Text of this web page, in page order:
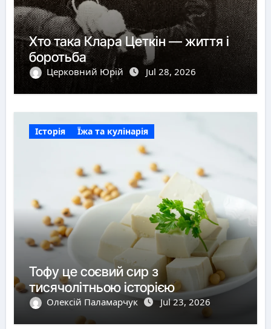
Хто така Клара Цеткін — життя і
боротьба
Церковний Юрій Jul 28, 2026
Історія Їжа та кулінарія
Тофу це соєвий сир з
тисячолітньою історією
Олексій Паламарчук Jul 23, 2026